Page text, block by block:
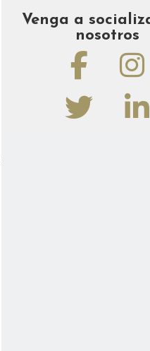
Venga a
nosotros